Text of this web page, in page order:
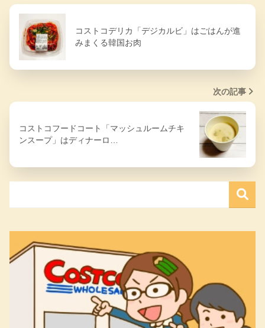
コストコデリカ「デジカルビ」はごはんが進
みまくる韓国お肉
次の記事
コストコフードコート「マッシュルームチキ
ンスープ」はディナーロ…